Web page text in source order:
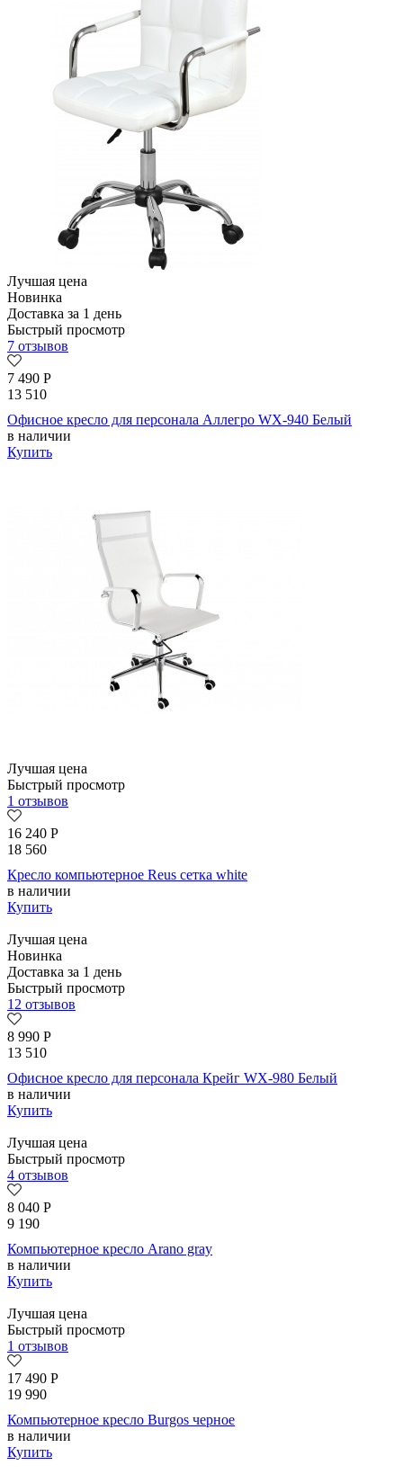
Лучшая цена
Новинка
Доставка за 1 день
Быстрый просмотр
7 отзывов
7 490 Р
13 510
Офисное кресло для персонала Аллегро WX-940 Белый
в наличии
Купить
Лучшая цена
Быстрый просмотр
1 отзывов
16 240 Р
18 560
Кресло компьютерное Reus сетка white
в наличии
Купить
Лучшая цена
Новинка
Доставка за 1 день
Быстрый просмотр
12 отзывов
8 990 Р
13 510
Офисное кресло для персонала Крейг WX-980 Белый
в наличии
Купить
Лучшая цена
Быстрый просмотр
4 отзывов
8 040 Р
9 190
Компьютерное кресло Arano gray
в наличии
Купить
Лучшая цена
Быстрый просмотр
1 отзывов
17 490 Р
19 990
Компьютерное кресло Burgos черное
в наличии
Купить